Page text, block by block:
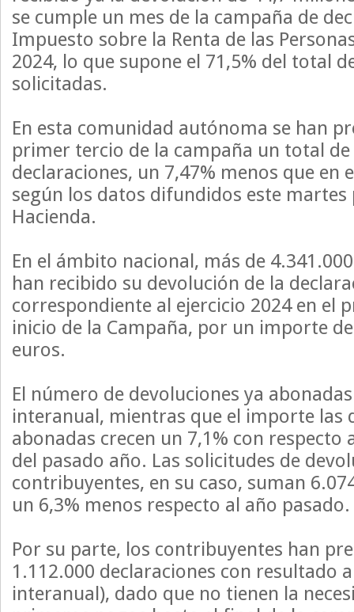
se cumple un mes de la campaña de
Impuesto sobre la Renta de las
2024, lo que supone el 71,5% del total
solicitadas.
En esta comunidad autónoma se han
primer tercio de la campaña un total de
declaraciones, un 7,47% menos que en
según los datos difundidos este
Hacienda.
En el ámbito nacional, más de
han recibido su devolución de la
correspondiente al ejercicio 2024 en el
inicio de la Campaña, por un importe
euros.
El número de devoluciones ya
interanual, mientras que el importe las
abonadas crecen un 7,1% con respecto
del pasado año. Las solicitudes de
contribuyentes, en su caso, suman
un 6,3% menos respecto al año pasado.
Por su parte, los contribuyentes han
1.112.000 declaraciones con resultado
interanual), dado que no tienen la